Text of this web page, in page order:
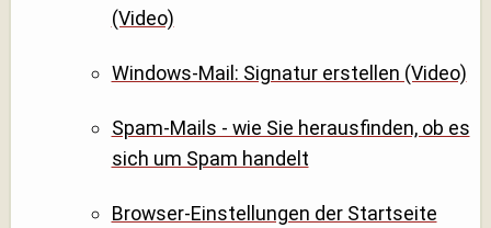
(Video)
Windows-Mail: Signatur erstellen (Video)
Spam-Mails - wie Sie herausfinden, ob es
sich um Spam handelt
Browser-Einstellungen der Startseite